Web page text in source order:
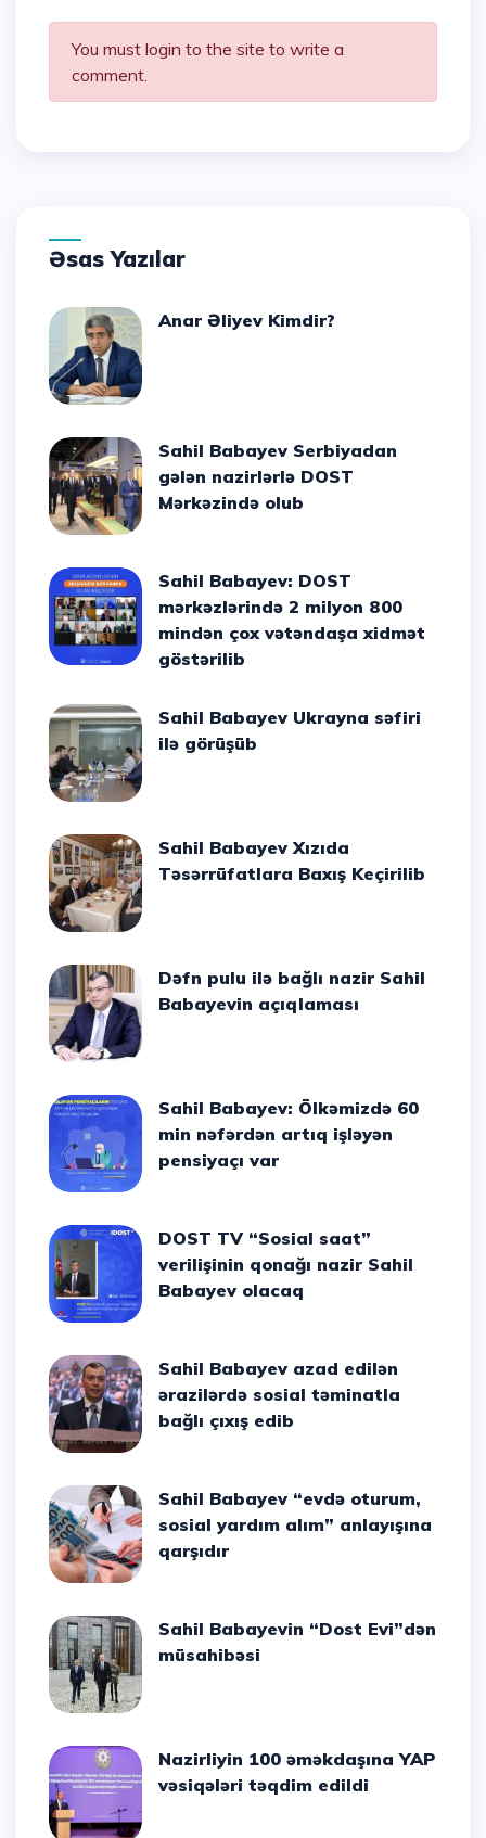
You must login to the site to write a
comment.
Əsas Yazılar
Anar Əliyev Kimdir?
Sahil Babayev Serbiyadan
gələn nazirlərlə DOST
Mərkəzində olub
Sahil Babayev: DOST
mərkəzlərində 2 milyon 800
mindən çox vətəndaşa xidmət
göstərilib
Sahil Babayev Ukrayna səfiri
ilə görüşüb
Sahil Babayev Xızıda
Təsərrüfatlara Baxış Keçirilib
Dəfn pulu ilə bağlı nazir Sahil
Babayevin açıqlaması
Sahil Babayev: Ölkəmizdə 60
min nəfərdən artıq işləyən
pensiyaçı var
DOST TV “Sosial saat”
verilişinin qonağı nazir Sahil
Babayev olacaq
Sahil Babayev azad edilən
ərazilərdə sosial təminatla
bağlı çıxış edib
Sahil Babayev “evdə oturum,
sosial yardım alım” anlayışına
qarşıdır
Sahil Babayevin “Dost Evi”dən
müsahibəsi
Nazirliyin 100 əməkdaşına YAP
vəsiqələri təqdim edildi